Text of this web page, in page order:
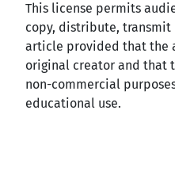
This license permits
copy, distribute,
article provided that the
original creator and that
non-commercial
educational use.